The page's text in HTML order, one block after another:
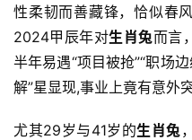
性柔韧而善藏锋，恰似春
2024甲辰年对生肖兔而言
半年易遇“项目被抢”“职场
解”星显现,事业上竟有意外突
尤其29岁与41岁的生肖兔